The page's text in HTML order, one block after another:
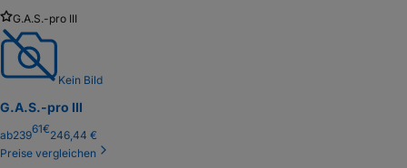
G.A.S.-pro III
Kein Bild
G.A.S.-pro III
ab23961€246,44 €
Preise vergleichen